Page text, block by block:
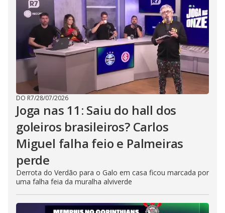
DO R7/28/07/2026
Joga nas 11: Saiu do hall dos
goleiros brasileiros? Carlos
Miguel falha feio e Palmeiras
perde
Derrota do Verdão para o Galo em casa ficou marcada por
uma falha feia da muralha alviverde